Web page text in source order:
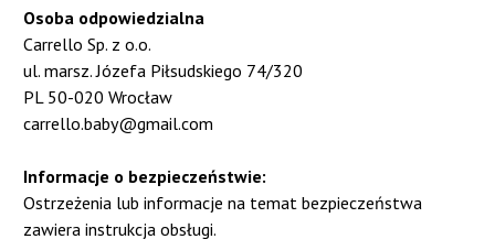
Osoba odpowiedzialna
Carrello Sp. z o.o.
ul. marsz. Józefa Piłsudskiego 74/320
PL 50-020 Wrocław
carrello.baby@gmail.com
Informacje o bezpieczeństwie:
Ostrzeżenia lub informacje na temat bezpieczeństwa
zawiera instrukcja obsługi.